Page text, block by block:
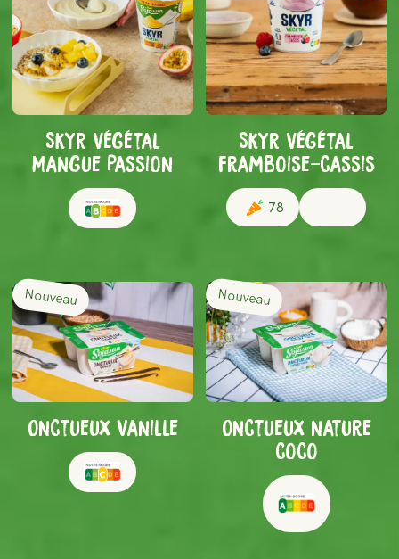
Skyr végétal
Mangue Passion
Skyr végétal
framboise-cassis
78
Nouveau
Onctueux Vanille
Nouveau
Onctueux nature
coco